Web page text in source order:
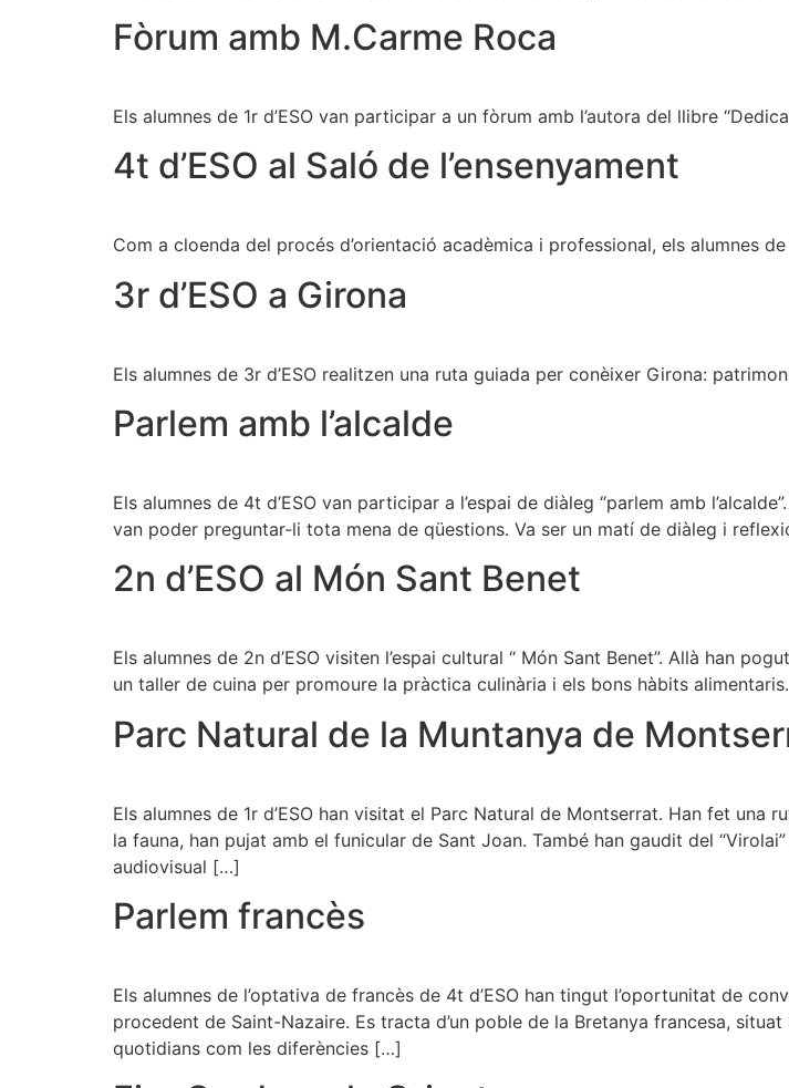
Fòrum amb M.Carme Roca
Els alumnes de 1r d’ESO van participar a un fòrum amb l’autora del llibre
4t d’ESO al Saló de l’ensenyament
Com a cloenda del procés d’orientació acadèmica i professional, els alumnes de
3r d’ESO a Girona
Els alumnes de 3r d’ESO realitzen una ruta guiada per conèixer Girona:
Parlem amb l’alcalde
Els alumnes de 4t d’ESO van participar a l’espai de diàleg “parlem amb
van poder preguntar-li tota mena de qüestions. Va ser un matí de diàleg i
2n d’ESO al Món Sant Benet
Els alumnes de 2n d’ESO visiten l’espai cultural “ Món Sant Benet”. Allà han
un taller de cuina per promoure la pràctica culinària i els bons hàbits alimentaris.
Parc Natural de la Muntanya de
Els alumnes de 1r d’ESO han visitat el Parc Natural de Montserrat. Han fet
la fauna, han pujat amb el funicular de Sant Joan. També han gaudit del
audiovisual […]
Parlem francès
Els alumnes de l’optativa de francès de 4t d’ESO han tingut l’oportunitat de
procedent de Saint-Nazaire. Es tracta d’un poble de la Bretanya francesa,
quotidians com les diferències […]